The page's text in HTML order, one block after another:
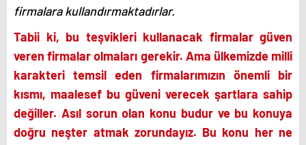
firmalara kullandırmaktadırlar.
Tabii ki, bu teşvikleri kullanacak firmalar güven
veren firmalar olmaları gerekir. Ama ülkemizde milli
karakteri temsil eden firmalarımızın önemli bir
kısmı, maalesef bu güveni verecek şartlara sahip
değiller. Asıl sorun olan konu budur ve bu konuya
doğru neşter atmak zorundayız. Bu konu her ne